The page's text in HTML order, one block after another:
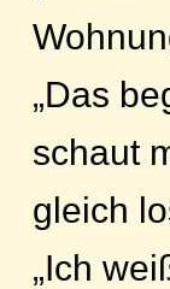
„Das
schaut
gleich
„Ich